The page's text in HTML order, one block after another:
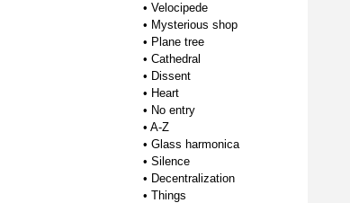
• Velocipede
• Mysterious shop
• Plane tree
• Cathedral
• Dissent
• Heart
• No entry
• A-Z
• Glass harmonica
• Silence
• Decentralization
• Things